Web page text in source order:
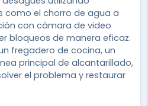
como el chorro de agua a
con cámara de video
bloqueos de manera eficaz.
fregadero de cocina, un
principal de alcantarillado,
el problema y restaurar